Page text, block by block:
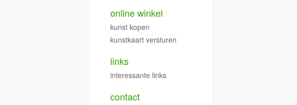
online winkel
kunst kopen
kunstkaart versturen
links
interessante links
contact